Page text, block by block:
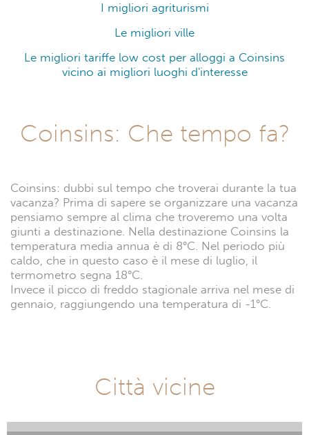
I migliori agriturismi
Le migliori ville
Le migliori tariffe low cost per alloggi a Coinsins
vicino ai migliori luoghi d'interesse
Coinsins: Che tempo fa?
Coinsins: dubbi sul tempo che troverai durante la tua
vacanza? Prima di sapere se organizzare una vacanza
pensiamo sempre al clima che troveremo una volta
giunti a destinazione. Nella destinazione Coinsins la
temperatura media annua è di 8°C. Nel periodo più
caldo, che in questo caso è il mese di luglio, il
termometro segna 18°C.
Invece il picco di freddo stagionale arriva nel mese di
gennaio, raggiungendo una temperatura di -1°C.
Città vicine